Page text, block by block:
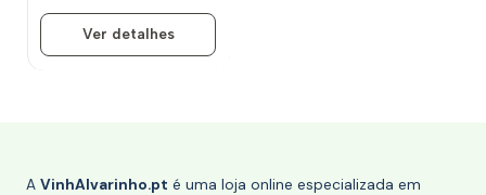
Ver detalhes
A VinhAlvarinho.pt é uma loja online especializada em